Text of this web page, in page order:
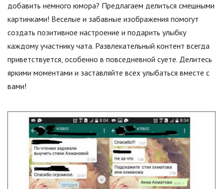
добавить немного юмора? Предлагаем делиться смешными
картинками! Веселые и забавные изображения помогут
создать позитивное настроение и подарить улыбку
каждому участнику чата. Развлекательный контент всегда
приветствуется, особенно в повседневной суете. Делитесь
яркими моментами и заставляйте всех улыбаться вместе с
вами!